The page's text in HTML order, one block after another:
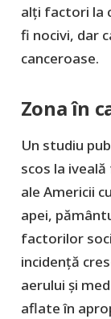
alți factori la
fi nocivi, dar
canceroase.
Zona în
Un studiu
scos la
ale Americii
apei,
factorilor
incidență
aerului și
aflate în